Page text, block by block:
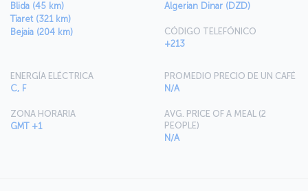
Blida (45 km)
Tiaret (321 km)
Bejaia (204 km)
Algerian Dinar (DZD)
CÓDIGO TELEFÓNICO
+213
ENERGÍA ELÉCTRICA
C, F
ZONA HORARIA
GMT +1
PROMEDIO PRECIO DE UN CAFÉ
N/A
AVG. PRICE OF A MEAL (2
PEOPLE)
N/A